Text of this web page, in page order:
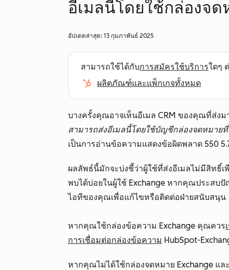
อีเมลนี้โดยใช้กล่องจ
อัปเดตล่าสุด: 13 กุมภาพันธ์ 2025
สามารถใช้ได้กับการสมัครใช้บริการใดๆ
ผลิตภัณฑ์และแพ็กเกจทั้งหมด
บางครั้งคุณอาจเห็นอีเมล CRM ของคุณที่ส่ง
สามารถส่งอีเมลนี้โดยใช้บัญชีกล่องจดหมาย
เป็นการอ่านข้อความแสดงข้อผิดพลาด 550
ผลลัพธ์นี้มักจะบ่งชี้ว่าผู้ใช้ที่ส่งอีเมลไม่มีสิทธิ์
พบได้บ่อยในผู้ใช้ Exchange หากคุณประสบ
ไอทีของคุณเพื่อแก้ไขหรือติดต่อฝ่ายสนับสนุน
หากคุณใช้กล่องข้อความ Exchange คุณควร
การเชื่อมต่อกล่องข้อความ HubSpot-
หากคุณไม่ได้ใช้กล่องจดหมาย Exchange แล